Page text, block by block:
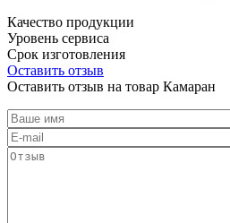
Качество продукции
Уровень сервиса
Срок изготовления
Оставить отзыв
Оставить отзыв на товар Камаран